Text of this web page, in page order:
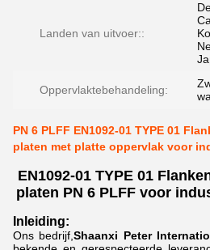
Landen van uitvoer::
Oppervlaktebehandeling:
PN 6 PLFF EN1092-01 TYPE 01
platen met platte oppervlak voor
EN1092-01 TYPE 01
platen PN 6 PLFF voor
Inleiding:
Ons bedrijf,Shaanxi Peter